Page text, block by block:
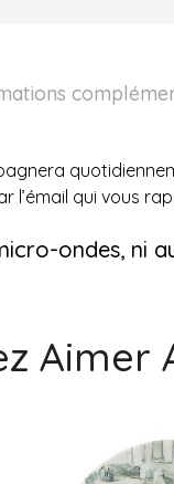
qui vous
ondes, ni
Aimer